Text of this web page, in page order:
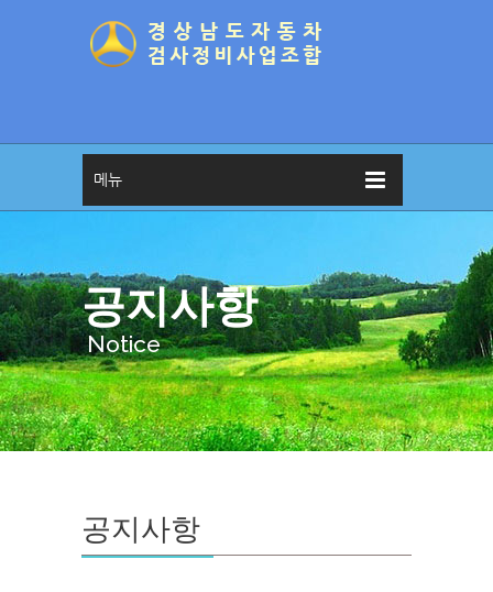
메뉴
공지사항
Notice
공지사항